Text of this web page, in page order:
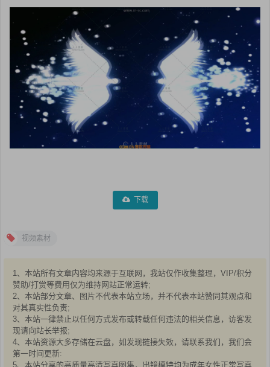
下载
视频素材
1、本站所有文章内容均来源于互联网，我站仅作收集整理，VIP/积分
赞助/打赏等费用仅为维持网站正常运转;
2、本站部分文章、图片不代表本站立场，并不代表本站赞同其观点和
对其真实性负责;
3、本站一律禁止以任何方式发布或转载任何违法的相关信息，访客发
现请向站长举报;
4、本站资源大多存储在云盘，如发现链接失效，请联系我们，我们会
第一时间更新:
5、本站分享的高质量高清写真图集，出镜模特均为成年女性正常写真